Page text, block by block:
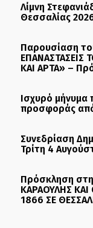
Λίμνη
Θεσσαλίας
Παρουσίαση
ΕΠΑΝΑΣΤΑΣΕΙΣ
ΚΑΙ ΑΡΤΑ» –
Ισχυρό μήνυμα
προσφοράς
Συνεδρίαση
Τρίτη 4
Πρόσκληση
ΚΑΡΑΟΥΛΗΣ ΚΑΙ
1866 ΣΕ